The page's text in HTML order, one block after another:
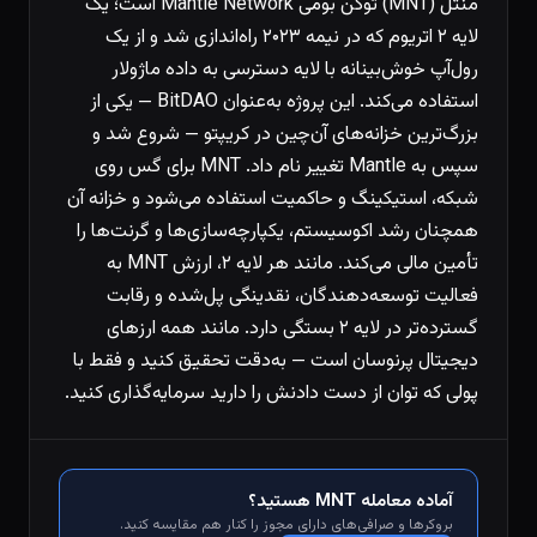
لایه ۲ اتریوم که در نیمه ۲۰۲۳ راه‌اندازی شد و از یک
رول‌آپ خوش‌بینانه با لایه دسترسی به داده ماژولار
استفاده می‌کند. این پروژه به‌عنوان BitDAO — یکی از
بزرگ‌ترین خزانه‌های آن‌چین در کریپتو — شروع شد و
سپس به Mantle تغییر نام داد. MNT برای گس روی
شبکه، استیکینگ و حاکمیت استفاده می‌شود و خزانه آن
همچنان رشد اکوسیستم، یکپارچه‌سازی‌ها و گرنت‌ها را
تأمین مالی می‌کند. مانند هر لایه ۲، ارزش MNT به
فعالیت توسعه‌دهندگان، نقدینگی پل‌شده و رقابت
گسترده‌تر در لایه ۲ بستگی دارد. مانند همه ارزهای
دیجیتال پرنوسان است — به‌دقت تحقیق کنید و فقط با
پولی که توان از دست دادنش را دارید سرمایه‌گذاری کنید.
آماده معامله MNT هستید؟
بروکرها و صرافی‌های دارای مجوز را کنار هم مقایسه کنید.